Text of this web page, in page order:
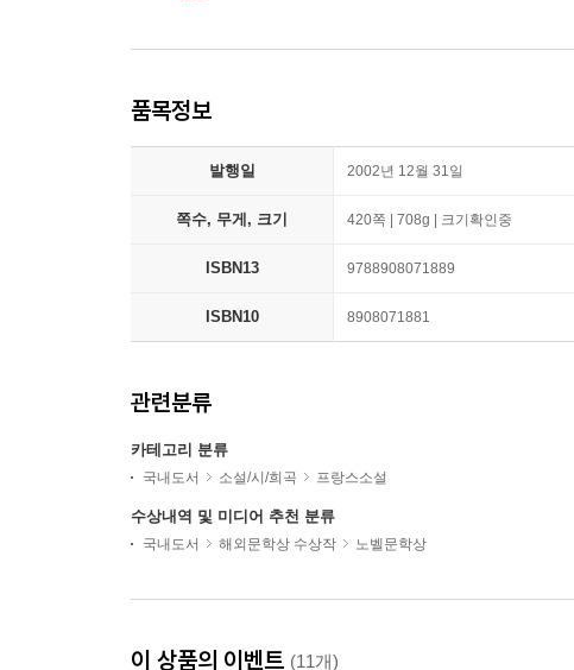
품목정보
발행일 2002년 12월 31일
쪽수, 무게, 크기 420쪽 | 708g | 크기확인중
ISBN13 9788908071889
ISBN10 8908071881
관련분류
카테고리 분류
국내도서 소설/시/희곡 프랑스소설
수상내역 및 미디어 추천 분류
국내도서 해외문학상 수상작 노벨문학상
이 상품의 이벤트 (11개)